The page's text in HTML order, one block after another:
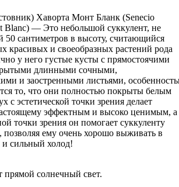
Хаворта Монт Бланк (Senecio
Blanc) — Это небольшой суккулент, не
сантиметров в высоту, считающийся
красивых и своеобразных растений рода
у него густые кусты с прямостоячими
длинными сочными,
и заостренными листьями,
то, что они полностью покрыты белым
с эстетической точки зрения делает
эффектным и высоко ценимым, а
точки зрения он помогает суккуленту
позволяя ему очень хорошо выживать в
сильный холод!
солнечный свет.